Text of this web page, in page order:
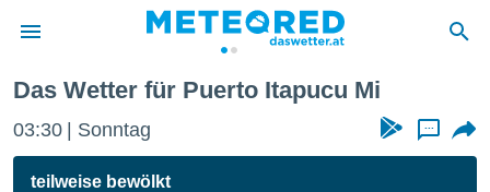
wurde
Das Wetter für Puerto Itapucu Mi
03:30 Sonntag ...
teilweise bewölkt